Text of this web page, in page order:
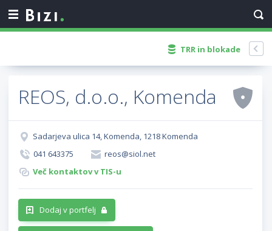
TRR in blokade
REOS, d.o.o., Komenda
Sadarjeva ulica 14, Komenda, 1218 Komenda
041 643375
reos@siol.net
Več kontaktov v TIS-u
Dodaj v portfelj